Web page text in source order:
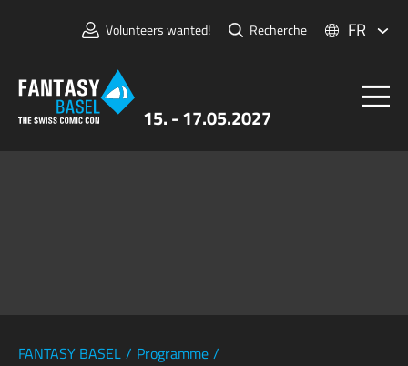
15. - 17.05.2027
Volunteers wanted! Recherche FR
FANTASY BASEL / Programme /